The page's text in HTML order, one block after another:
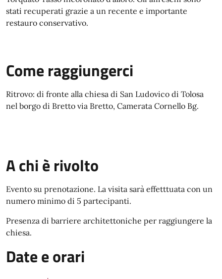
stati recuperati grazie a un recente e importante
restauro conservativo.
Come raggiungerci
Ritrovo: di fronte alla chiesa di San Ludovico di Tolosa
nel borgo di Bretto via Bretto, Camerata Cornello Bg.
A chi è rivolto
Evento su prenotazione. La visita sarà effetttuata con un
numero minimo di 5 partecipanti.
Presenza di barriere architettoniche per raggiungere la
chiesa.
Date e orari